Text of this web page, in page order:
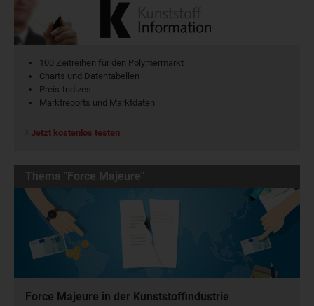
100 Zeitreihen für den Polymermarkt
Charts und Datentabellen
Preis-Indizes
Marktreports und Marktdaten
Jetzt kostenlos testen
Thema "Force Majeure"
Force Majeure in der Kunststoffindustrie